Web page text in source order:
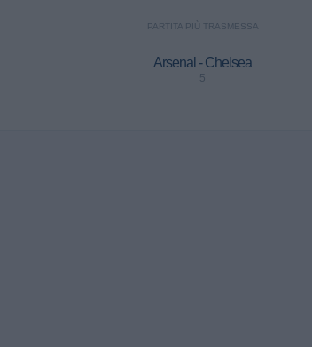
PARTITA PIÙ TRASMESSA
Arsenal - Chelsea
5